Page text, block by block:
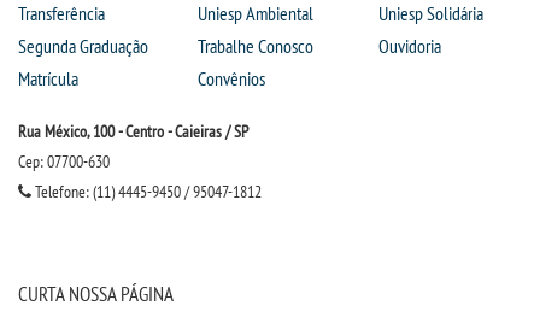
REPOSITÓRIO
DISCENTES
Transferência
Segunda Graduação
Matrícula
Uniesp Ambiental
Trabalhe Conosco
Convênios
Uniesp Solidária
Ouvidoria
Rua México, 100 - Centro - Caieiras / SP
Cep: 07700-630
Telefone: (11) 4445-9450 / 95047-1812
CURTA NOSSA PÁGINA